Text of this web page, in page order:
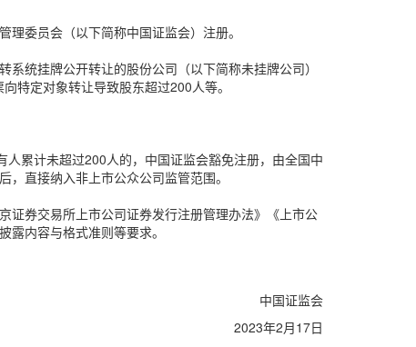
委员会（以下简称中国证监会）注册。
统挂牌公开转让的股份公司（以下简称未挂牌公司）
特定对象转让导致股东超过200人等。
累计未超过200人的，中国证监会豁免注册，由全国中
直接纳入非上市公众公司监管范围。
证券交易所上市公司证券发行注册管理办法》《上市公
内容与格式准则等要求。
中国证监会
2023年2月17日